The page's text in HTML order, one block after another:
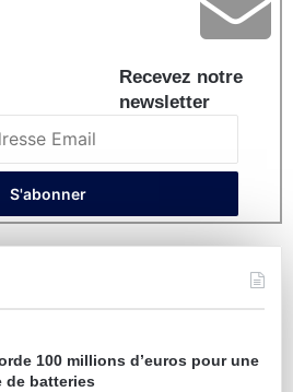
Recevez notre
newsletter
100 millions d’euros pour une
de batteries